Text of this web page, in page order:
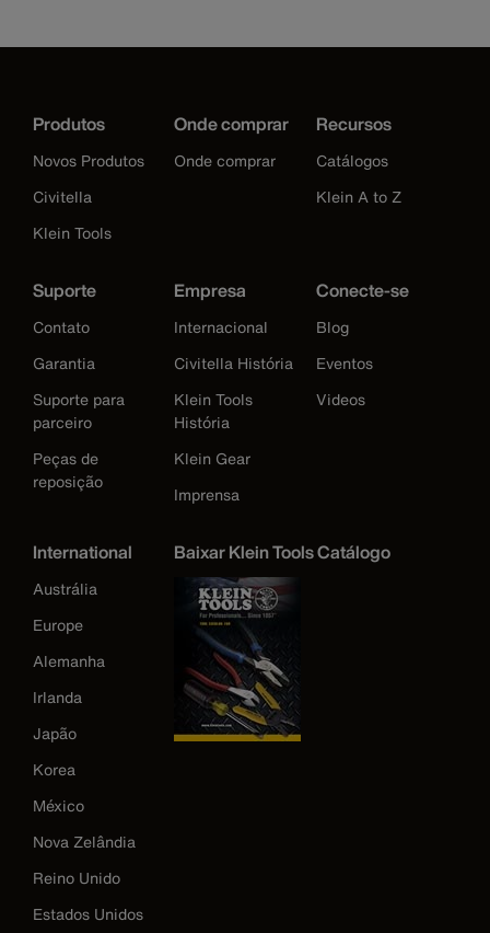
Produtos
Novos Produtos
Civitella
Klein Tools
Onde comprar
Onde comprar
Recursos
Catálogos
Klein A to Z
Suporte
Contato
Garantia
Suporte para
parceiro
Peças de
reposição
Empresa
Internacional
Civitella História
Klein Tools
História
Klein Gear
Imprensa
Conecte-se
Blog
Eventos
Videos
International
Austrália
Europe
Alemanha
Irlanda
Japão
Korea
México
Nova Zelândia
Reino Unido
Estados Unidos
Baixar Klein Tools Catálogo